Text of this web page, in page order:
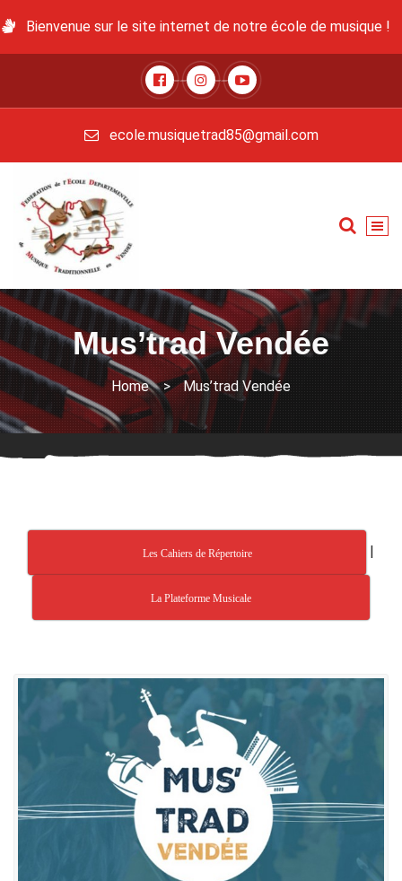
Bienvenue sur le site internet de notre école de musique !
ecole.musiquetrad85@gmail.com
Mus’trad Vendée
Home > Mus’trad Vendée
Les Cahiers de Répertoire
La Plateforme Musicale